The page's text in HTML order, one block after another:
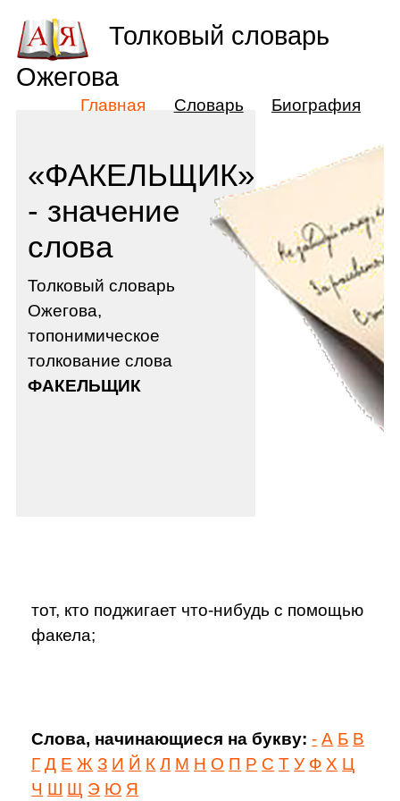
«ФАКЕЛЬЩИК»
- значение
слова
Толковый словарь
Ожегова,
топонимическое
толкование слова
ФАКЕЛЬЩИК
тот, кто поджигает что-нибудь с помощью
факела;
Слова, начинающиеся на букву: - А Б В
Г Д Е Ж З И Й К Л М Н О П Р С Т У Ф Х Ц
Ч Ш Щ Э Ю Я
Толковый словарь
Ожегова
Главная Словарь Биография